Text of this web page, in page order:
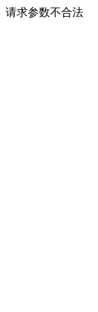
请求参数不合法